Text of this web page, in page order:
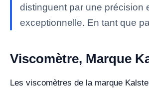
distinguent par une précision
exceptionnelle. En tant que
Viscomètre, Marque
Les viscomètres de la marque